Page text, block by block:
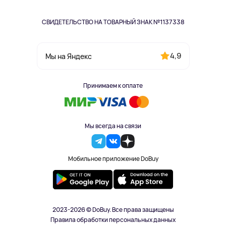
СВИДЕТЕЛЬСТВО НА ТОВАРНЫЙ ЗНАК №1137338
Мы на Яндекс 4,9
Принимаем к оплате
Мы всегда на связи
Мобильное приложение DoBuy
2023-2026 © DoBuy. Все права защищены
Правила обработки персональных данных